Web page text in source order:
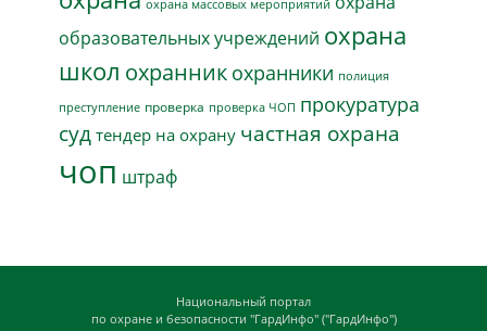
охрана массовых мероприятий
образовательных учреждений охрана
школ охранник охранники полиция
преступление проверка проверка ЧОП прокуратура
суд тендер на охрану частная охрана
чоп штраф
Национальный портал
по охране и безопасности "ГардИнфо" ("ГардИнфо")